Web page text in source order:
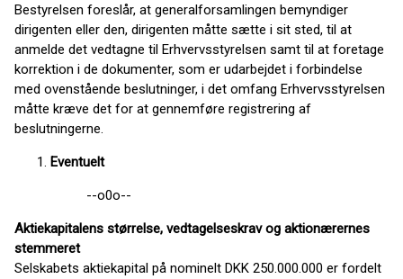
Bestyrelsen foreslår, at generalforsamlingen bemyndiger
dirigenten eller den, dirigenten måtte sætte i sit sted, til at
anmelde det vedtagne til Erhvervsstyrelsen samt til at foretage
korrektion i de dokumenter, som er udarbejdet i forbindelse
med ovenstående beslutninger, i det omfang Erhvervsstyrelsen
måtte kræve det for at gennemføre registrering af
beslutningerne.
Eventuelt
--o0o--
Aktiekapitalens størrelse, vedtagelseskrav og aktionærernes
stemmeret
Selskabets aktiekapital på nominelt DKK 250.000.000 er fordelt